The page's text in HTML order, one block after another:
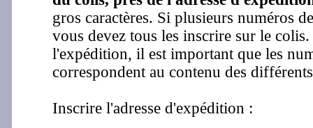
gros caractères. Si plusieurs numéros
vous devez tous les inscrire sur le
l'expédition, il est important que les
correspondent au contenu des
Inscrire l'adresse d'expédition :